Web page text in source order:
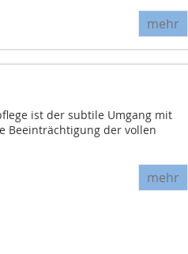
mehr
ist der subtile Umgang mit
Beeinträchtigung der vollen
mehr